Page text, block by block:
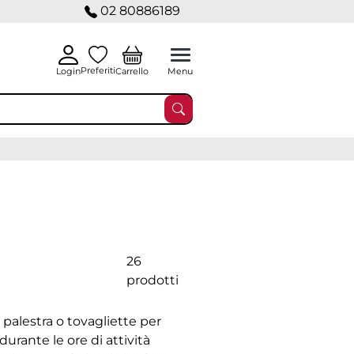
02 80886189
LoginPreferitiCarrello Menu
26
prodotti
o tovagliette per
le ore di attività